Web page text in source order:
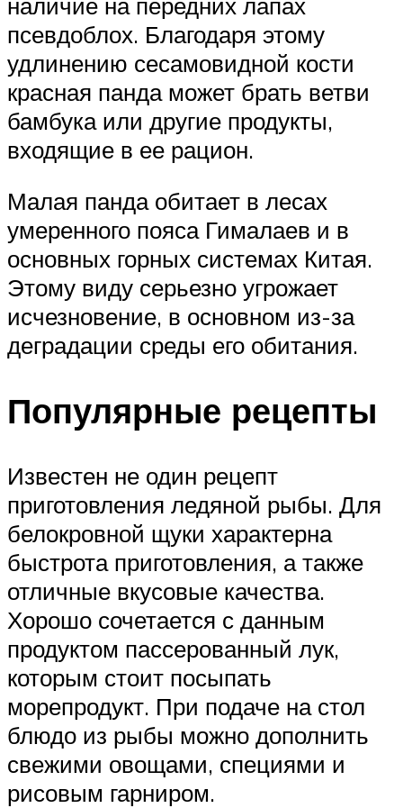
псевдоблох. Благодаря этому
удлинению сесамовидной кости
красная панда может брать ветви
бамбука или другие продукты,
входящие в ее рацион.
Малая панда обитает в лесах
умеренного пояса Гималаев и в
основных горных системах Китая.
Этому виду серьезно угрожает
исчезновение, в основном из-за
деградации среды его обитания.
Популярные рецепты
Известен не один рецепт
приготовления ледяной рыбы. Для
белокровной щуки характерна
быстрота приготовления, а также
отличные вкусовые качества.
Хорошо сочетается с данным
продуктом пассерованный лук,
которым стоит посыпать
морепродукт. При подаче на стол
блюдо из рыбы можно дополнить
свежими овощами, специями и
рисовым гарниром.